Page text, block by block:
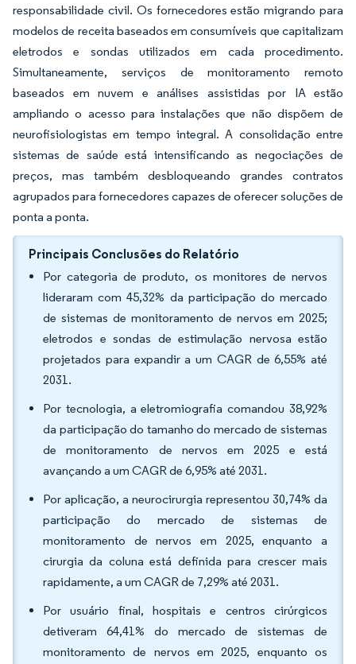
responsabilidade civil. Os fornecedores estão migrando para
modelos de receita baseados em consumíveis que capitalizam
eletrodos e sondas utilizados em cada procedimento.
Simultaneamente, serviços de monitoramento remoto
baseados em nuvem e análises assistidas por IA estão
ampliando o acesso para instalações que não dispõem de
neurofisiologistas em tempo integral. A consolidação entre
sistemas de saúde está intensificando as negociações de
preços, mas também desbloqueando grandes contratos
agrupados para fornecedores capazes de oferecer soluções de
ponta a ponta.
Principais Conclusões do Relatório
Por categoria de produto, os monitores de nervos
lideraram com 45,32% da participação do mercado
de sistemas de monitoramento de nervos em 2025;
eletrodos e sondas de estimulação nervosa estão
projetados para expandir a um CAGR de 6,55% até
2031.
Por tecnologia, a eletromiografia comandou 38,92%
da participação do tamanho do mercado de sistemas
de monitoramento de nervos em 2025 e está
avançando a um CAGR de 6,95% até 2031.
Por aplicação, a neurocirurgia representou 30,74% da
participação do mercado de sistemas de
monitoramento de nervos em 2025, enquanto a
cirurgia da coluna está definida para crescer mais
rapidamente, a um CAGR de 7,29% até 2031.
Por usuário final, hospitais e centros cirúrgicos
detiveram 64,41% do mercado de sistemas de
monitoramento de nervos em 2025, enquanto os